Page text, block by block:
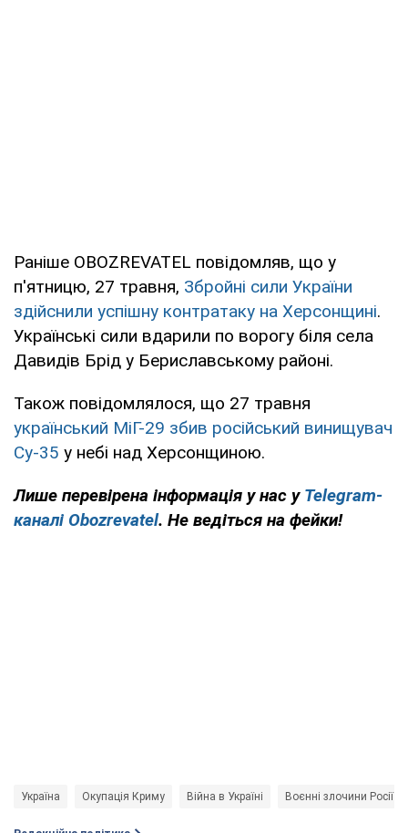
Раніше OBOZREVATEL повідомляв, що у
п'ятницю, 27 травня, Збройні сили України
здійснили успішну контратаку на Херсонщині.
Українські сили вдарили по ворогу біля села
Давидів Брід у Бериславському районі.
Також повідомлялося, що 27 травня
український МіГ-29 збив російський винищувач
Су-35 у небі над Херсонщиною.
Лише перевірена інформація у нас у Telegram-
каналі Obozrevatel. Не ведіться на фейки!
Україна Окупація Криму Війна в Україні Воєнні злочини Росії